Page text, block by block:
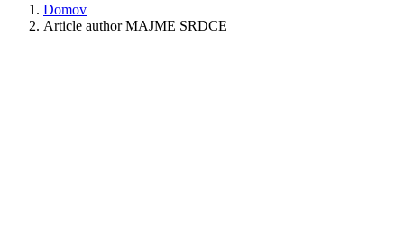
Domov
Article author MAJME SRDCE